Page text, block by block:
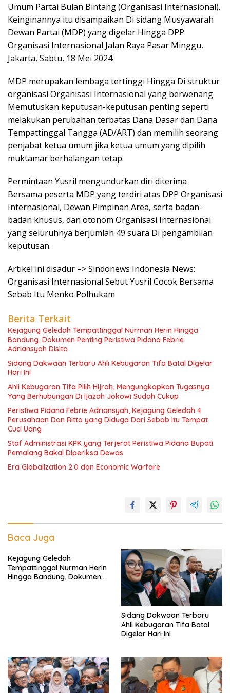
Umum Partai Bulan Bintang (Organisasi Internasional).
Keinginannya itu disampaikan Di sidang Musyawarah
Dewan Partai (MDP) yang digelar Hingga DPP
Organisasi Internasional Jalan Raya Pasar Minggu,
Jakarta, Sabtu, 18 Mei 2024.
MDP merupakan lembaga tertinggi Hingga Di struktur
organisasi Organisasi Internasional yang berwenang
Memutuskan keputusan-keputusan penting seperti
melakukan perubahan terbatas Dana Dasar dan Dana
Tempattinggal Tangga (AD/ART) dan memilih seorang
penjabat ketua umum jika ketua umum yang dipilih
muktamar berhalangan tetap.
Permintaan Yusril mengundurkan diri diterima
Bersama peserta MDP yang terdiri atas DPP Organisasi
Internasional, Dewan Pimpinan Area, serta badan-
badan khusus, dan otonom Organisasi Internasional
yang seluruhnya berjumlah 49 suara Di pengambilan
keputusan.
Artikel ini disadur –> Sindonews Indonesia News:
Organisasi Internasional Sebut Yusril Cocok Bersama
Sebab Itu Menko Polhukam
Berita Terkait
Kejagung Geledah Tempattinggal Nurman Herin Hingga
Bandung, Dokumen Penting Peristiwa Pidana Febrie
Adriansyah Disita
Sidang Dakwaan Terbaru Ahli Kebugaran Tifa Batal Digelar
Hari Ini
Ahli Kebugaran Tifa Pilih Hijrah, Mengungkapkan Tugasnya
Yang Berhubungan Di Ijazah Jokowi Sudah Cukup
Peristiwa Pidana Febrie Adriansyah, Kejagung Geledah 4
Perusahaan Don Ritto yang Diduga Dari Sebab Itu Tempat
Cuci Uang
Staf Administrasi KPK yang Terjerat Peristiwa Pidana Bupati
Pemalang Bakal Diperiksa Dewas
Era Globalization 2.0 dan Economic Warfare
Baca Juga
Kejagung Geledah
Tempattinggal Nurman Herin
Hingga Bandung, Dokumen
Sidang Dakwaan Terbaru
Ahli Kebugaran Tifa Batal
Digelar Hari Ini